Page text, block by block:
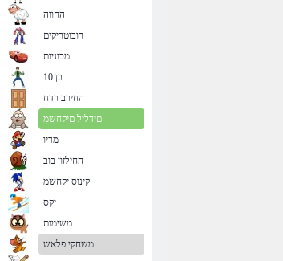
החווה
רובוטריקים
מכוניות
בן 10
החירב רדח
םידליל םיקחשמ
מריו
החילזון בוב
קינוס יקחשמ
יִקס
משימות
משחקי פלאש